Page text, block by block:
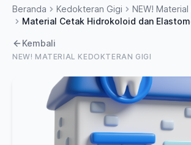
Beranda Kedokteran Gigi
NEW!
Material Cetak Hidrokoloid dan
NEW! MATERIAL KEDOKTERAN GIGI
Kembali